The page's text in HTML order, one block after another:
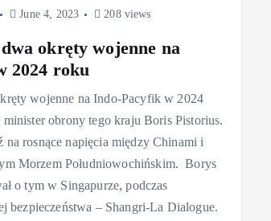
June 4, 2023 208 views
okręty wojenne na
2024 roku
wojenne na Indo-Pacyfik w 2024
obrony tego kraju Boris Pistorius.
rosnące napięcia między Chinami i
Morzem Południowochińskim. Borys
o tym w Singapurze, podczas
bezpieczeństwa – Shangri-La Dialogue.